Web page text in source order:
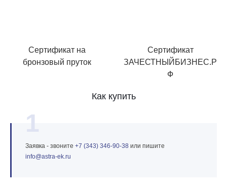
Сертификат на
бронзовый пруток
Сертификат
ЗАЧЕСТНЫЙБИЗНЕС.Р
Ф
Как купить
1
Заявка - звоните +7 (343) 346‑90‑38 или пишите
info@astra‑ek.ru